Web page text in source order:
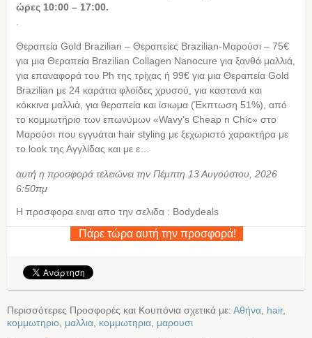
ώρες 10:00 – 17:00.
Θεραπεία Gold Brazilian – Θεραπείες Brazilian-Μαρούσι – 75€
για μια Θεραπεία Brazilian Collagen Nanocure για ξανθά μαλλιά,
για επαναφορά του Ph της τρίχας ή 99€ για μια Θεραπεία Gold
Brazilian με 24 καράτια φλοίδες χρυσού, για καστανά και
κόκκινα μαλλιά, για θεραπεία και ίσιωμα (Έκπτωση 51%), από
το κομμωτήριο των επωνύμων «Wavy’s Cheap n Chic» στο
Μαρούσι που εγγυάται hair styling με ξεχωριστό χαρακτήρα με
το look της Αγγλίδας και με ε…
αυτή η προσφορά τελειώνει την Πέμπτη 13 Αυγούστου, 2026
6:50πμ
Η προσφορα ειναι απο την σελιδα : Bodydeals
Πάρε τώρα αυτή την προσφορά!
Περισσότερες Προσφορές και Κουπόνια σχετικά με: Αθήνα, hair,
κομμωτηριο, μαλλια, κομμωτηρια, μαρουσι